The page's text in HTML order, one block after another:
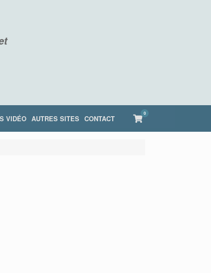
VIDÉO AUTRES SITES CONTACT View
shopping
cart
0